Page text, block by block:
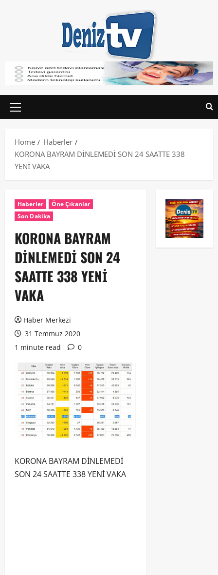
Home
Haberler
KORONA BAYRAM DİNLEMEDİ SON 24 SAATTE 338
YENİ VAKA
Haberler
Öne Çıkanlar
Son Dakika
KORONA BAYRAM
DİNLEMEDİ SON 24
SAATTE 338 YENİ
VAKA
Haber Merkezi
31 Temmuz 2020
1 minute read
0
KORONA BAYRAM DİNLEMEDİ
SON 24 SAATTE 338 YENİ VAKA